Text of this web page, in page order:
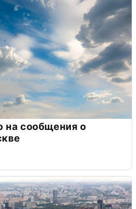
на сообщения о